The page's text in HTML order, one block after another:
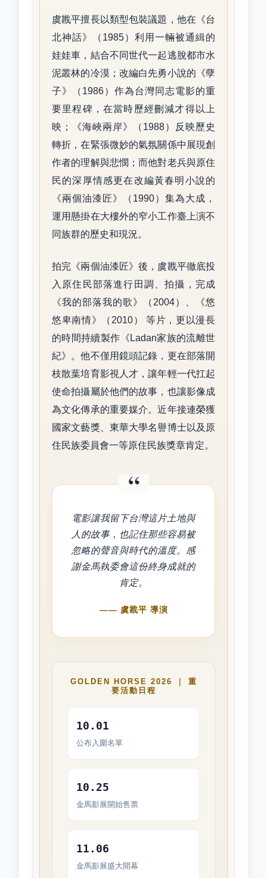
虞戡平擅長以類型包裝議題，他在《台
北神話》（1985）利用一輛被通緝的
娃娃車，結合不同世代一起逃脫都市水
泥叢林的冷漠；改編白先勇小說的《孽
子》（1986）作為台灣同志電影的重
要里程碑，在當時歷經刪減才得以上
映；《海峽兩岸》（1988）反映歷史
轉折，在緊張微妙的氣氛關係中展現創
作者的理解與悲憫；而他對老兵與原住
民的深厚情感更在改編黃春明小說的
《兩個油漆匠》（1990）集為大成，
運用懸掛在大樓外的窄小工作臺上演不
同族群的歷史和現況。
拍完《兩個油漆匠》後，虞戡平徹底投
入原住民部落進行田調、拍攝，完成
《我的部落我的歌》（2004）、《悠
悠卑南情》（2010） 等片，更以漫長
的時間持續製作《Ladan家族的流離世
紀》。他不僅用鏡頭記錄，更在部落開
枝散葉培育影視人才，讓年輕一代扛起
使命拍攝屬於他們的故事，也讓影像成
為文化傳承的重要媒介。近年接連榮獲
國家文藝獎、東華大學名譽博士以及原
住民族委員會一等原住民族獎章肯定。
“
電影讓我留下台灣這片土地與
人的故事，也記住那些容易被
忽略的聲音與時代的溫度。感
謝金馬執委會這份終身成就的
肯定。
—— 虞戡平 導演
GOLDEN HORSE 2026 ｜ 重
要活動日程
10.01
公布入圍名單
10.25
金馬影展開始售票
11.06
金馬影展盛大開幕